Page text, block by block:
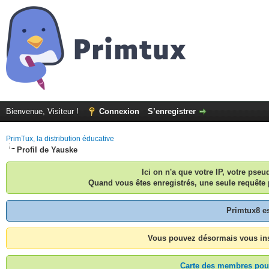
Bienvenue, Visiteur ! Connexion S’enregistrer
PrimTux, la distribution éducative
Profil de Yauske
Ici on n'a que votre IP, votre
Quand vous êtes enregistrés, une seule
Primtux8
Vous pouvez désormais vous
Carte des membres